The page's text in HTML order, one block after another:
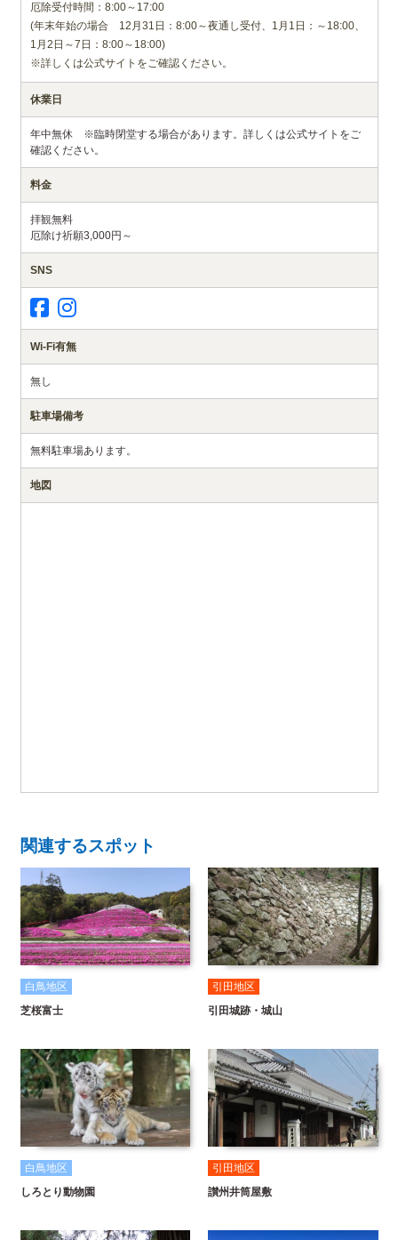
厄除受付時間：8:00～17:00
(年末年始の場合 12月31日：8:00～夜通し受付、1月1日：～18:00、
1月2日～7日：8:00～18:00)
※詳しくは公式サイトをご確認ください。
休業日
年中無休 ※臨時閉堂する場合があります。詳しくは公式サイトをご
確認ください。
料金
拝観無料
厄除け祈願3,000円～
SNS
Wi-Fi有無
無し
駐車場備考
無料駐車場あります。
地図
関連するスポット
白鳥地区
芝桜富士
引田地区
引田城跡・城山
白鳥地区
しろとり動物園
引田地区
讃州井筒屋敷